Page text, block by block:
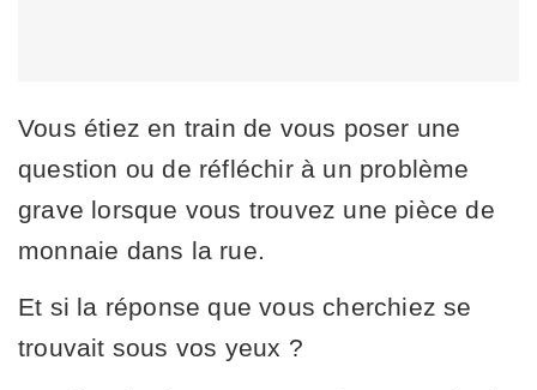
Vous étiez en train de vous poser une
question ou de réfléchir à un problème
grave lorsque vous trouvez une pièce de
monnaie dans la rue.
Et si la réponse que vous cherchiez se
trouvait sous vos yeux ?